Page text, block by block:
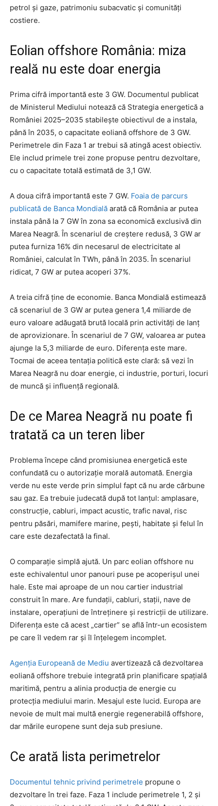
petrol și gaze, patrimoniu subacvatic și comunități
costiere.
Eolian offshore România: miza
reală nu este doar energia
Prima cifră importantă este 3 GW. Documentul publicat
de Ministerul Mediului notează că Strategia energetică a
României 2025–2035 stabilește obiectivul de a instala,
până în 2035, o capacitate eoliană offshore de 3 GW.
Perimetrele din Faza 1 ar trebui să atingă acest obiectiv.
Ele includ primele trei zone propuse pentru dezvoltare,
cu o capacitate totală estimată de 3,1 GW.
A doua cifră importantă este 7 GW. Foaia de parcurs
publicată de Banca Mondială arată că România ar putea
instala până la 7 GW în zona sa economică exclusivă din
Marea Neagră. În scenariul de creștere redusă, 3 GW ar
putea furniza 16% din necesarul de electricitate al
României, calculat în TWh, până în 2035. În scenariul
ridicat, 7 GW ar putea acoperi 37%.
A treia cifră ține de economie. Banca Mondială estimează
că scenariul de 3 GW ar putea genera 1,4 miliarde de
euro valoare adăugată brută locală prin activități de lanț
de aprovizionare. În scenariul de 7 GW, valoarea ar putea
ajunge la 5,3 miliarde de euro. Diferența este mare.
Tocmai de aceea tentația politică este clară: să vezi în
Marea Neagră nu doar energie, ci industrie, porturi, locuri
de muncă și influență regională.
De ce Marea Neagră nu poate fi
tratată ca un teren liber
Problema începe când promisiunea energetică este
confundată cu o autorizație morală automată. Energia
verde nu este verde prin simplul fapt că nu arde cărbune
sau gaz. Ea trebuie judecată după tot lanțul: amplasare,
construcție, cabluri, impact acustic, trafic naval, risc
pentru păsări, mamifere marine, pești, habitate și felul în
care este dezafectată la final.
O comparație simplă ajută. Un parc eolian offshore nu
este echivalentul unor panouri puse pe acoperișul unei
hale. Este mai aproape de un nou cartier industrial
construit în mare. Are fundații, cabluri, stații, nave de
instalare, operațiuni de întreținere și restricții de utilizare.
Diferența este că acest „cartier” se află într-un ecosistem
pe care îl vedem rar și îl înțelegem incomplet.
Agenția Europeană de Mediu avertizează că dezvoltarea
eoliană offshore trebuie integrată prin planificare spațială
maritimă, pentru a alinia producția de energie cu
protecția mediului marin. Mesajul este lucid. Europa are
nevoie de mult mai multă energie regenerabilă offshore,
dar mările europene sunt deja sub presiune.
Ce arată lista perimetrelor
Documentul tehnic privind perimetrele propune o
dezvoltare în trei faze. Faza 1 include perimetrele 1, 2 și